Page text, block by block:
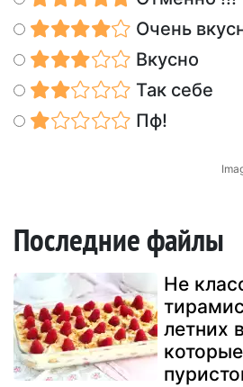
Очень
Вкусно
Так себе
Пф!
Последние файлы
Не
летних